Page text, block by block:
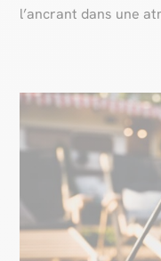
l’ancrant dans une